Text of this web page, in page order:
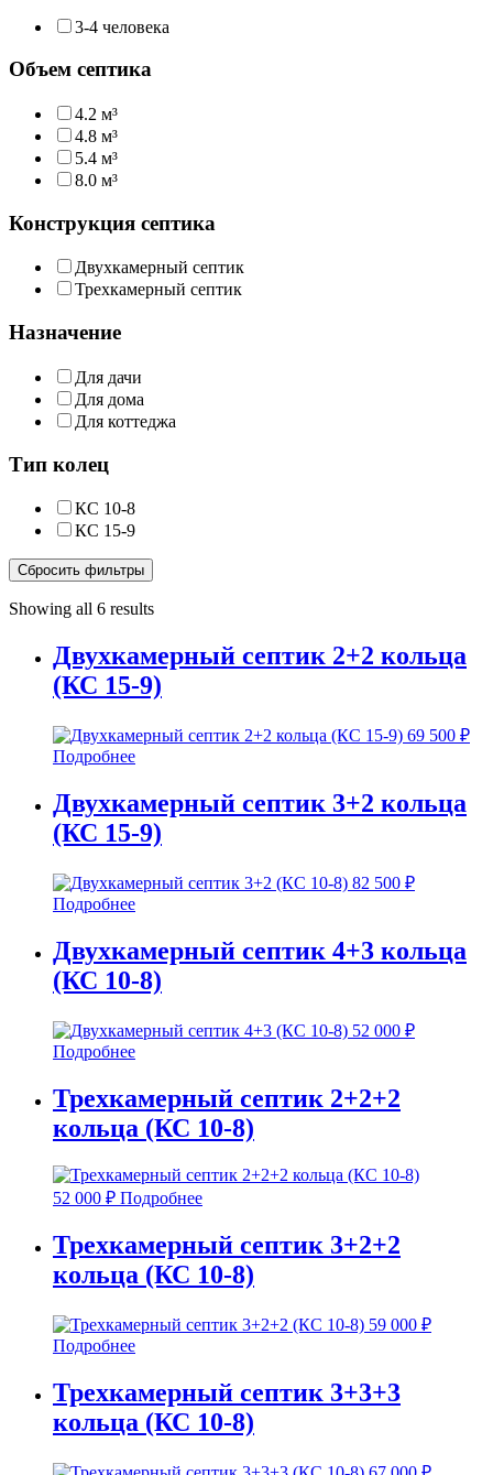
3-4 человека
Объем септика
4.2 м³
4.8 м³
5.4 м³
8.0 м³
Конструкция септика
Двухкамерный септик
Трехкамерный септик
Назначение
Для дачи
Для дома
Для коттеджа
Тип колец
КС 10-8
КС 15-9
Сбросить фильтры
Showing all 6 results
Двухкамерный септик 2+2 кольца
(КС 15-9)
69 500 ₽
Подробнее
Двухкамерный септик 3+2 кольца
(КС 15-9)
82 500 ₽
Подробнее
Двухкамерный септик 4+3 кольца
(КС 10-8)
52 000 ₽
Подробнее
Трехкамерный септик 2+2+2
кольца (КС 10-8)
52 000 ₽ Подробнее
Трехкамерный септик 3+2+2
кольца (КС 10-8)
59 000 ₽
Подробнее
Трехкамерный септик 3+3+3
кольца (КС 10-8)